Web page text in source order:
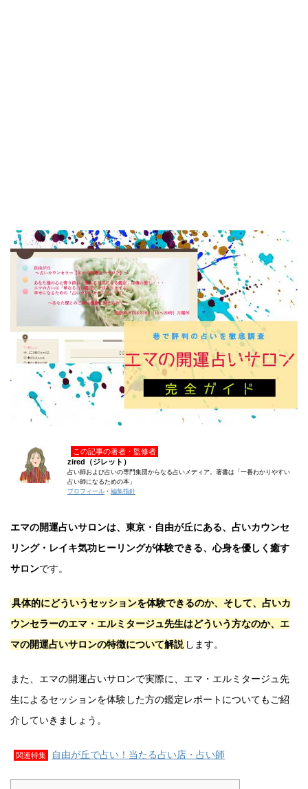
この記事の著者・監修者
zired（ジレット）
占い師および占いの専門集団からなる占いメディア。著書は「一番わかりやすい
占い師になるための本」
プロフィール ・ 編集指針
エマの開運占いサロンは、東京・自由が丘にある、占いカウンセ
リング・レイキ気功ヒーリングが体験できる、心身を優しく癒す
サロンです。
具体的にどういうセッションを体験できるのか、そして、占いカ
ウンセラーのエマ・エルミタージュ先生はどういう方なのか、エ
マの開運占いサロンの特徴について解説 します。
また、エマの開運占いサロンで実際に、エマ・エルミタージュ先
生によるセッションを体験した方の鑑定レポートについてもご紹
介していきましょう。
関連特集 自由が丘で占い！当たる占い店・占い師